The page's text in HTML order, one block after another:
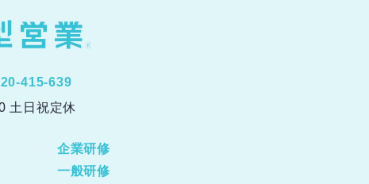
415-639
土日祝定休
企業研修
一般研修